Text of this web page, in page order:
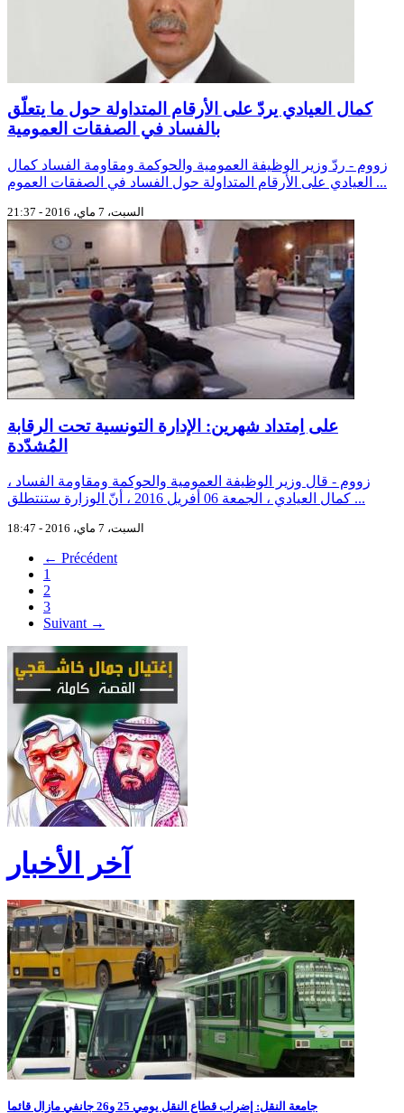
كمال العيادي يردّ على الأرقام المتداولة حول ما يتعلّق
بالفساد في الصفقات العمومية
زووم - ردّ وزير الوظيفة العمومية والحوكمة ومقاومة الفساد كمال
العيادي على الأرقام المتداولة حول الفساد في الصفقات العموم ...
السبت، 7 ماي، 2016 - 21:37
على اِمتداد شهرين: الإدارة التونسية تحت الرقابة
المُشدّدة
زووم - قال وزير الوظيفة العمومية والحوكمة ومقاومة الفساد ،
كمال العيادي ، الجمعة 06 أفريل 2016 ، أنّ الوزارة ستنتطلق ...
السبت، 7 ماي، 2016 - 18:47
← Précédent
1
2
3
Suivant →
آخر الأخبار
جامعة النقل: إضراب قطاع النقل يومي 25 و26 جانفي مازال قائما